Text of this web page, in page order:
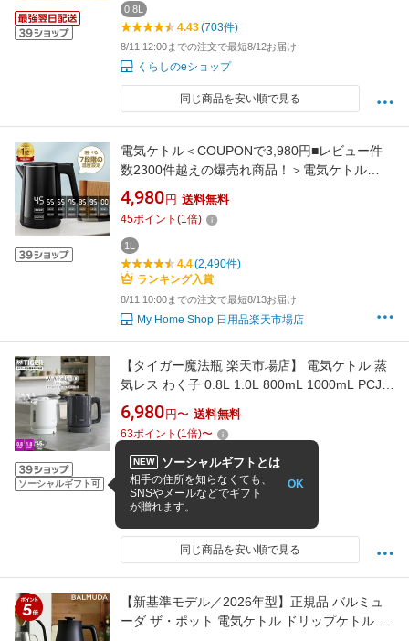
YAMAZEN 【送料無料】
0.8L
4.43(703件)
8/11 12:00までの注文で最短8/12お届け
くらしのeショップ
同じ商品を安い順で見る
電気ケトル＜COUPONで3,980円■レビュー件
数2300件越えの爆売れ商品！＞電気ケトル
1.0L 7段階温度調節 ボデーデジタルディスプレ
イ 4時間保温 二重構造 触れても熱くない 急速
沸騰 空焚き防止 メモリー機能 火傷防止 小型 お
手入れカンタン お茶 コーヒーミルク 2年保証
4,980 円 送料無料
45ポイント (1倍)
1L
4.4(2,490件)
ランキング入賞
8/11 10:00までの注文で最短8/13お届け
My Home Shop 日用品楽天市場店
ソーシャルギフト可
【タイガー魔法瓶 楽天市場店】 電気ケトル 蒸
気レス わく子 0.8L 1.0L 800mL 1000mL PCJ-
A082 PCJ-A102 節電 安心 安全設計 軽量 本体
防汚加工 おしゃれ ケトル ポット タイガー グレ
ー ホワイト
6,980 円〜 送料無料
63ポイント (1倍)〜
0.8L 1L
4.59(149件)
8/14 8:00までの注文で最短8/15お届け
同じ商品を安い順で見る
【新基準モデル／2026年型】正規品 バルミュ
ーダ ザ・ポット 電気ケトル ドリップケトル 電
NEW ソーシャルギフトとは
相手の住所を知らなくても、
SNSやメールなどでギフト
が贈れます。
OK